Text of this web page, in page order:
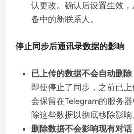
认更改。确认后设置生效
备中的新联系人。
停止同步后通讯录数据的影响
已上传的数据不会自动删除
即使停止了同步，之前已
会保留在Telegram的服务
除这些数据以彻底移除影响
删除数据不会影响现有对话